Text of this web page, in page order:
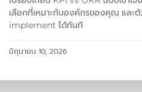
เลือกที่เหมาะกับองค์กรของคุณ และ
implement ได้ทันที
มิถุนายน 10, 2026